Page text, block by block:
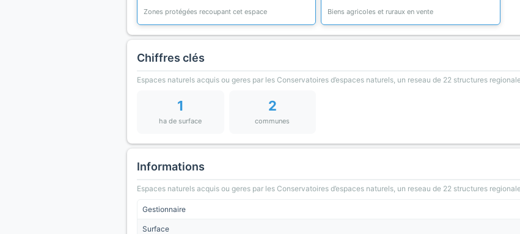
Zones protégées recoupant cet espace Biens agricoles et ruraux en vente
Chiffres clés
Espaces naturels acquis ou geres par les Conservatoires d’espaces naturels, un reseau de 22 structures
1
ha de surface
2
communes
Informations
Espaces naturels acquis ou geres par les Conservatoires d’espaces naturels, un reseau de 22 structures
Gestionnaire
Surface